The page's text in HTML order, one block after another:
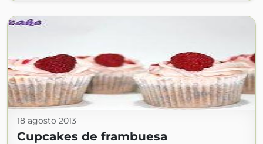
18 agosto 2013
Cupcakes de frambuesa